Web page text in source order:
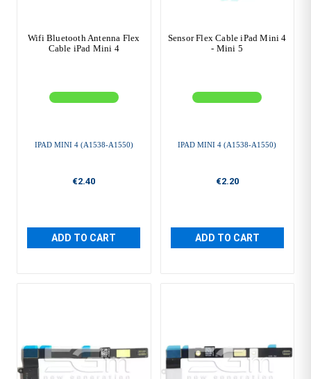
Wifi Bluetooth Antenna Flex
Cable iPad Mini 4
IPAD MINI 4 (A1538-A1550)
€2.40
ADD TO CART
Sensor Flex Cable iPad Mini 4
- Mini 5
IPAD MINI 4 (A1538-A1550)
€2.20
ADD TO CART